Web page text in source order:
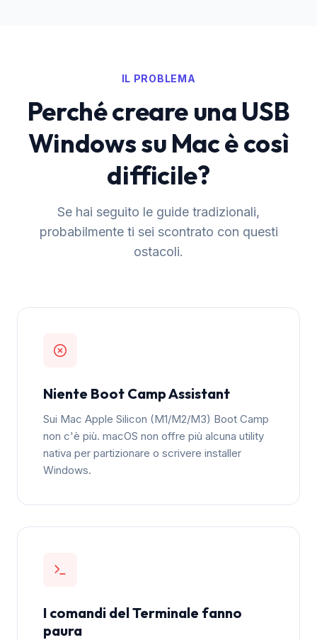
IL PROBLEMA
Perché creare una USB
Windows su Mac è così
difficile?
Se hai seguito le guide tradizionali,
probabilmente ti sei scontrato con questi
ostacoli.
Niente Boot Camp Assistant
Sui Mac Apple Silicon (M1/M2/M3) Boot Camp
non c'è più. macOS non offre più alcuna utility
nativa per partizionare o scrivere installer
Windows.
I comandi del Terminale fanno
paura